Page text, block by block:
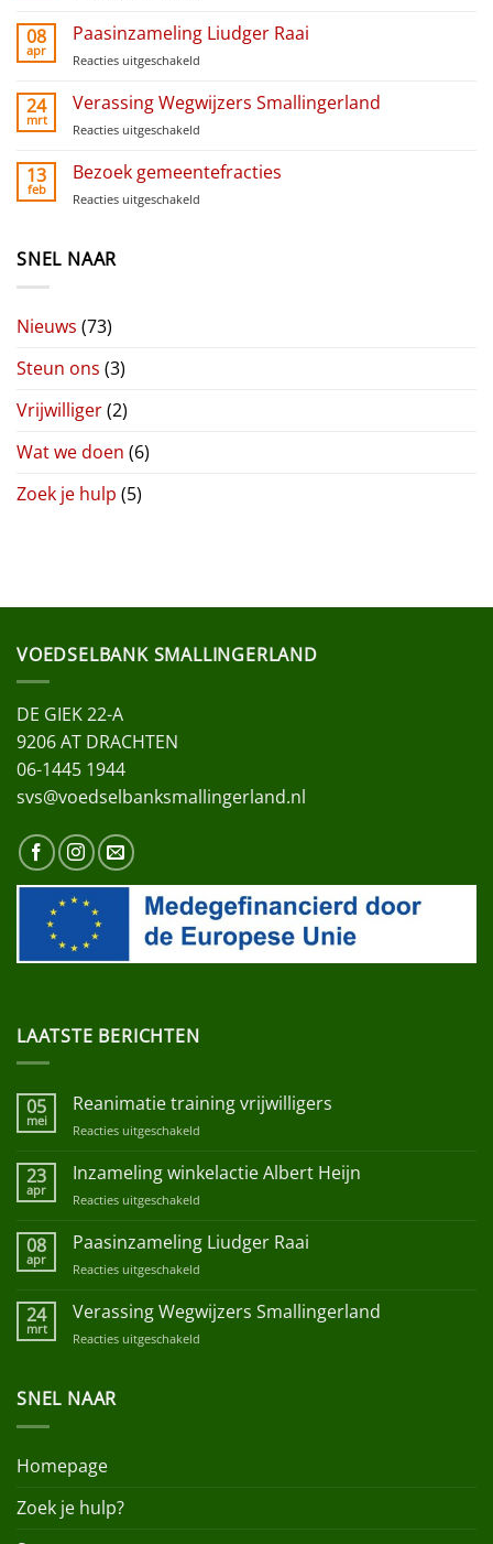
winkelactie
Albert
08
apr
Paasinzameling Liudger Raai
Reacties uitgeschakeld
Liudger
Raai
24
mrt
Verassing Wegwijzers Smallingerland
Reacties uitgeschakeld
Wegwijzers
13
feb
Bezoek gemeentefracties
Reacties uitgeschakeld
SNEL NAAR
Nieuws (73)
Steun ons (3)
Vrijwilliger(2)
Wat we doen (6)
Zoek je hulp (5)
VOEDSELBANK SMALLINGERLAND
DE GIEK 22-A
9206 AT DRACHTEN
06-1445 1944
svs@voedselbanksmallingerland.nl
LAATSTE BERICHTEN
05
mei
Reanimatie training vrijwilligers
Reacties uitgeschakeld
training
23
apr
Inzameling winkelactie Albert Heijn
Reacties uitgeschakeld
winkelactie
Albert
08
apr
Paasinzameling Liudger Raai
Reacties uitgeschakeld
Liudger
Raai
24
mrt
Verassing Wegwijzers Smallingerland
Reacties uitgeschakeld
SNEL NAAR
Homepage
Zoek je hulp?